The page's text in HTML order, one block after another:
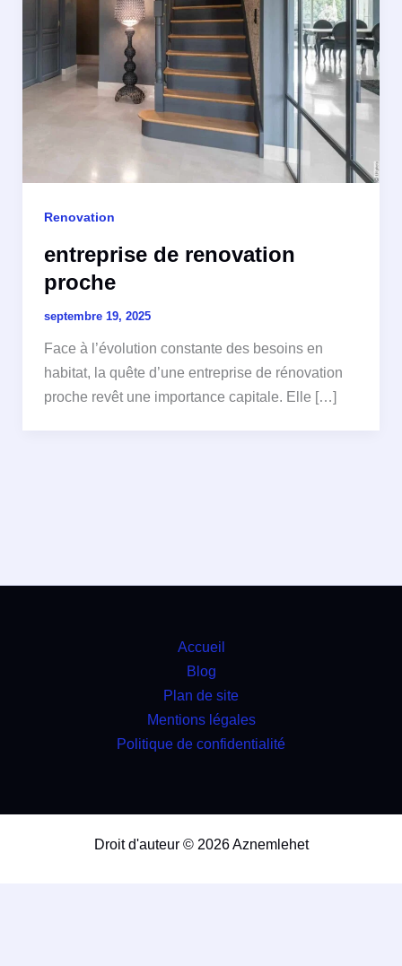
Renovation
entreprise de renovation
proche
septembre 19, 2025
Face à l’évolution constante des besoins en
habitat, la quête d’une entreprise de rénovation
proche revêt une importance capitale. Elle […]
Accueil
Blog
Plan de site
Mentions légales
Politique de confidentialité
Droit d'auteur © 2026 Aznemlehet